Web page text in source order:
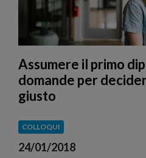
Assumere il primo
domande per
giusto
COLLOQUI
24/01/2018